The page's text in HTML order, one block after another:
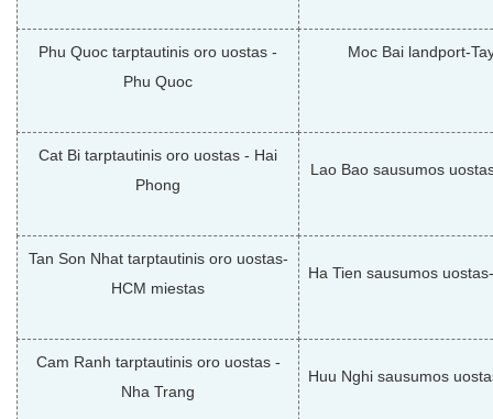
Phu Quoc tarptautinis oro uostas -
Phu Quoc
Moc Bai landport-
Cat Bi tarptautinis oro uostas - Hai
Phong
Lao Bao sausumos
Tan Son Nhat tarptautinis oro uostas-
HCM miestas
Ha Tien sausumos
Cam Ranh tarptautinis oro uostas -
Nha Trang
Huu Nghi sausumos